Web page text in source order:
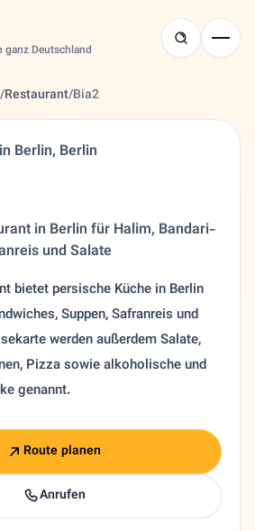
ganz Deutschland
/Restaurant/Bia2
in Berlin, Berlin
in Berlin für Halim, Bandari-
und Salate
bietet persische Küche in Berlin
Suppen, Safranreis und
werden außerdem Salate,
Pizza sowie alkoholische und
genannt.
Route planen
Anrufen